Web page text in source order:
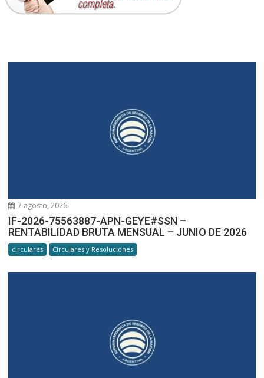
7 agosto, 2026
IF-2026-75563887-APN-GEYE#SSN –
RENTABILIDAD BRUTA MENSUAL – JUNIO DE 2026
circulares Circulares y Resoluciones